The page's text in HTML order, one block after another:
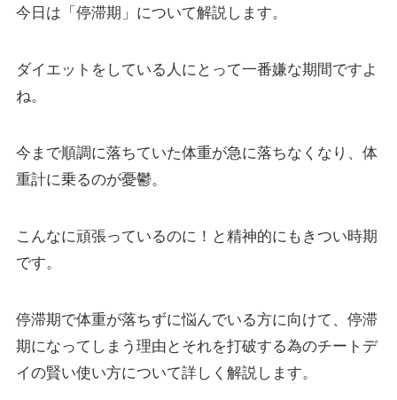
今日は「停滞期」について解説します。
ダイエットをしている人にとって一番嫌な期間ですよ
ね。
今まで順調に落ちていた体重が急に落ちなくなり、体
重計に乗るのが憂鬱。
こんなに頑張っているのに！と精神的にもきつい時期
です。
停滞期で体重が落ちずに悩んでいる方に向けて、停滞
期になってしまう理由とそれを打破する為のチートデ
イの賢い使い方について詳しく解説します。